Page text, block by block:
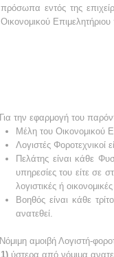
πρόσωπα εντός της
Οικονομικού
Για την εφαρμογή του
Μέλη του Οικονομικού
Λογιστές Φοροτεχνικοί
Πελάτης είναι κάθε
υπηρεσίες του είτε σε
λογιστικές ή
Βοηθός είναι κάθε
ανατεθεί.
Νόμιμη αμοιβή Λογιστή-
1) ύστερα από νόμιμα